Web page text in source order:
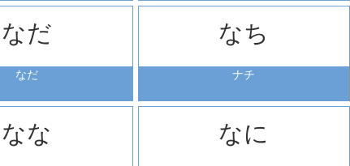
なだ
なだ
なち
ナチ
なな なに